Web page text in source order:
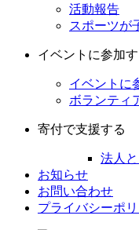
活動報告
スポーツが
イベントに参加
イベントに
ボランティ
寄付で支援する
法人
お知らせ
お問い合わせ
プライバシーポ